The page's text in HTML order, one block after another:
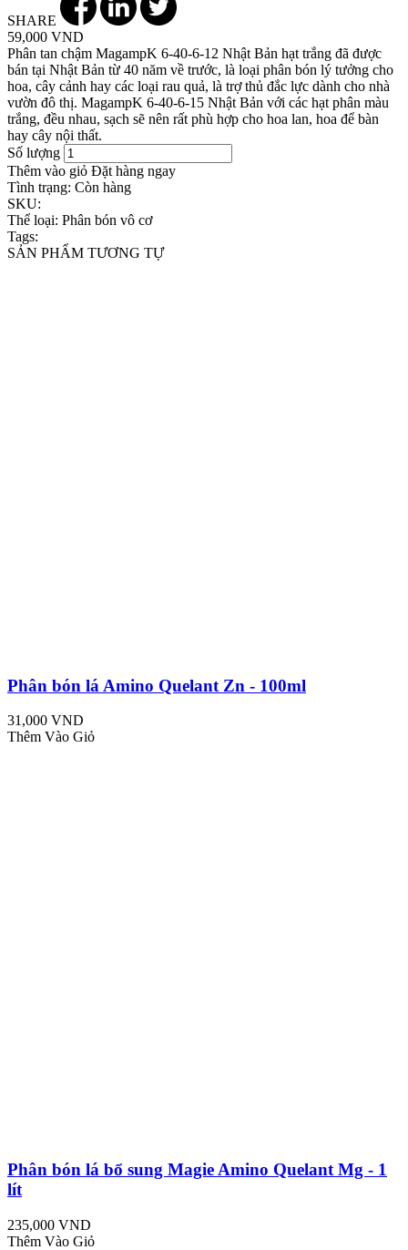
SHARE
59,000 VND
Phân tan chậm MagampK 6-40-6-12 Nhật Bản hạt trắng đã được
bán tại Nhật Bản từ 40 năm về trước, là loại phân bón lý tưởng cho
hoa, cây cảnh hay các loại rau quả, là trợ thủ đắc lực dành cho nhà
vườn đô thị. MagampK 6-40-6-15 Nhật Bản với các hạt phân màu
trắng, đều nhau, sạch sẽ nên rất phù hợp cho hoa lan, hoa để bàn
hay cây nội thất.
Số lượng
Thêm vào giỏ Đặt hàng ngay
Tình trạng: Còn hàng
SKU:
Thể loại: Phân bón vô cơ
Tags:
SẢN PHẨM TƯƠNG TỰ
Phân bón lá Amino Quelant Zn - 100ml
31,000 VND
Thêm Vào Giỏ
Phân bón lá bổ sung Magie Amino Quelant Mg - 1
lít
235,000 VND
Thêm Vào Giỏ